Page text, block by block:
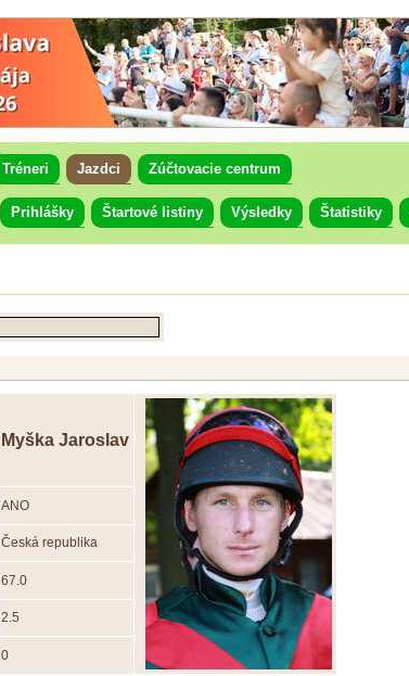
Tréneri Jazdci Zúčtovacie centrum
Prihlášky Štartové listiny Výsledky Štatistiky
Myška Jaroslav
ANO
Česká republika
67.0
2.5
0